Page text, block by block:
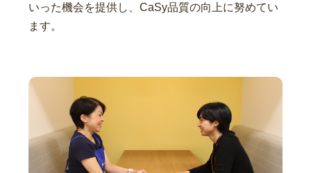
いった機会を提供し、CaSy品質の向上に努めてい
ます。